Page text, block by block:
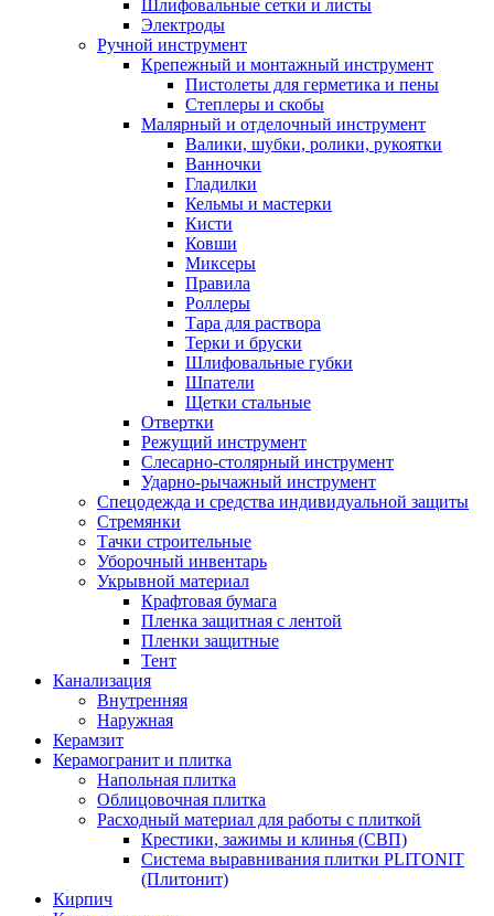
Шлифовальные сетки и листы
Электроды
Ручной инструмент
Крепежный и монтажный инструмент
Пистолеты для герметика и пены
Степлеры и скобы
Малярный и отделочный инструмент
Валики, шубки, ролики, рукоятки
Ванночки
Гладилки
Кельмы и мастерки
Кисти
Ковши
Миксеры
Правила
Роллеры
Тара для раствора
Терки и бруски
Шлифовальные губки
Шпатели
Щетки стальные
Отвертки
Режущий инструмент
Слесарно-столярный инструмент
Ударно-рычажный инструмент
Спецодежда и средства индивидуальной защиты
Стремянки
Тачки строительные
Уборочный инвентарь
Укрывной материал
Крафтовая бумага
Пленка защитная с лентой
Пленки защитные
Тент
Канализация
Внутренняя
Наружная
Керамзит
Керамогранит и плитка
Напольная плитка
Облицовочная плитка
Расходный материал для работы с плиткой
Крестики, зажимы и клинья (СВП)
Система выравнивания плитки PLITONIT
(Плитонит)
Кирпич